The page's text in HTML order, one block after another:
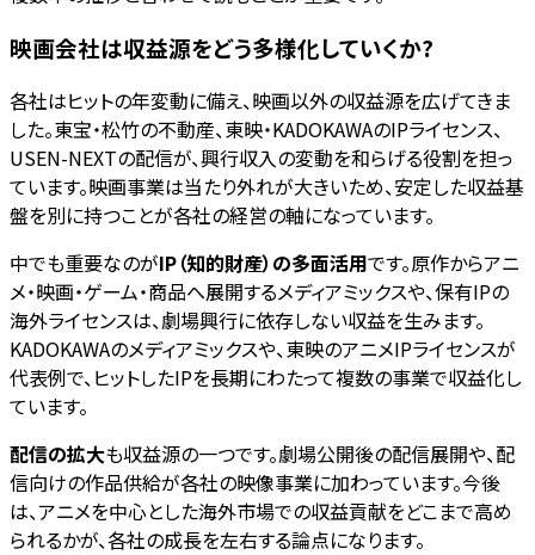
映画会社は収益源をどう多様化していくか?
各社はヒットの年変動に備え、映画以外の収益源を広げてきま
した。東宝・松竹の不動産、東映・KADOKAWAのIPライセンス、
USEN-NEXTの配信が、興行収入の変動を和らげる役割を担っ
ています。映画事業は当たり外れが大きいため、安定した収益基
盤を別に持つことが各社の経営の軸になっています。
中でも重要なのがIP（知的財産）の多面活用です。原作からアニ
メ・映画・ゲーム・商品へ展開するメディアミックスや、保有IPの
海外ライセンスは、劇場興行に依存しない収益を生みます。
KADOKAWAのメディアミックスや、東映のアニメIPライセンスが
代表例で、ヒットしたIPを長期にわたって複数の事業で収益化し
ています。
配信の拡大も収益源の一つです。劇場公開後の配信展開や、配
信向けの作品供給が各社の映像事業に加わっています。今後
は、アニメを中心とした海外市場での収益貢献をどこまで高め
られるかが、各社の成長を左右する論点になります。